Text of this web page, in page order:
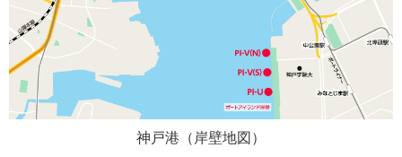
神戸港（岸壁地図）